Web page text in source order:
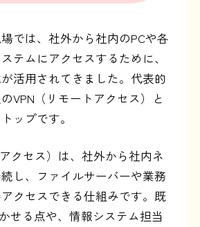
では、社外から社内のPCや各
テムにアクセスするために、
活用されてきました。代表的
VPN（リモートアクセス）と
ップです。
クセス）は、社外から社内ネ
し、ファイルサーバーや業務
クセスできる仕組みです。既
せる点や、情報システム担当